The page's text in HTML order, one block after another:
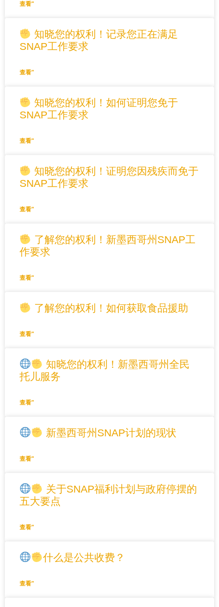
查看"
知晓您的权利！记录您正在满足
SNAP工作要求
查看"
知晓您的权利！如何证明您免于
SNAP工作要求
查看"
知晓您的权利！证明您因残疾而免于
SNAP工作要求
查看"
了解您的权利！新墨西哥州SNAP工
作要求
查看"
了解您的权利！如何获取食品援助
查看"
知晓您的权利！新墨西哥州全民
托儿服务
查看"
新墨西哥州SNAP计划的现状
查看"
关于SNAP福利计划与政府停摆的
五大要点
查看"
什么是公共收费？
查看"